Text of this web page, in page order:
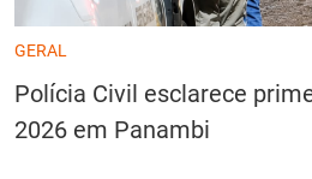
GERAL
Polícia Civil esclarece
2026 em Panambi